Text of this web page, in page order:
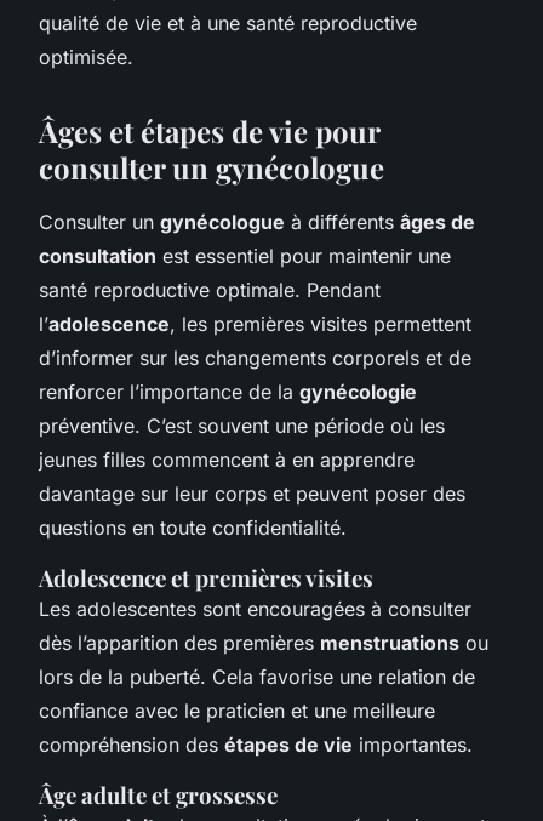
qualité de vie et à une santé reproductive
optimisée.
Âges et étapes de vie pour
consulter un gynécologue
Consulter un gynécologue à différents âges de
consultation est essentiel pour maintenir une
santé reproductive optimale. Pendant
l’adolescence, les premières visites permettent
d’informer sur les changements corporels et de
renforcer l’importance de la gynécologie
préventive. C’est souvent une période où les
jeunes filles commencent à en apprendre
davantage sur leur corps et peuvent poser des
questions en toute confidentialité.
Adolescence et premières visites
Les adolescentes sont encouragées à consulter
dès l’apparition des premières menstruations ou
lors de la puberté. Cela favorise une relation de
confiance avec le praticien et une meilleure
compréhension des étapes de vie importantes.
Âge adulte et grossesse